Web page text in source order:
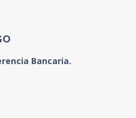
Bancaria.